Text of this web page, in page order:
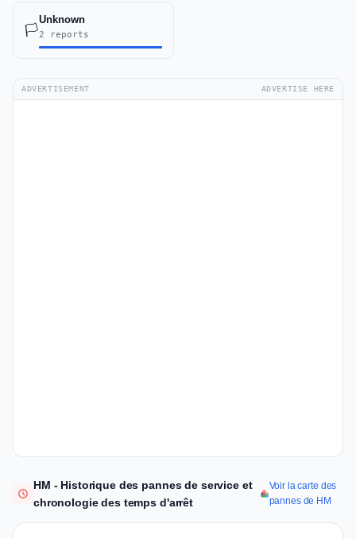
🏳️
Unknown
2 reports
ADVERTISEMENT ADVERTISE HERE
HM - Historique des pannes de service et
chronologie des temps d'arrêt
Voir la carte des
pannes de HM